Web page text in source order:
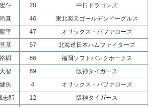
斗 28
中日ドラゴンズ
真 46
東北楽天ゴールデンイーグルス
平 47
オリックス・バファローズ
基 57
北海道日本ハムファイターズ
樹 66
福岡ソフトバンクホークス
智 69
阪神タイガース
矢 4
オリックス・バファローズ
志郎 12
阪神タイガース